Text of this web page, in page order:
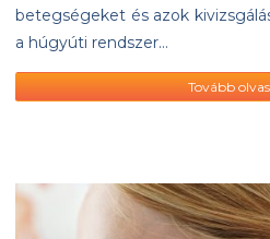
betegségeket és azok
a húgyúti rendszer…
Tovább